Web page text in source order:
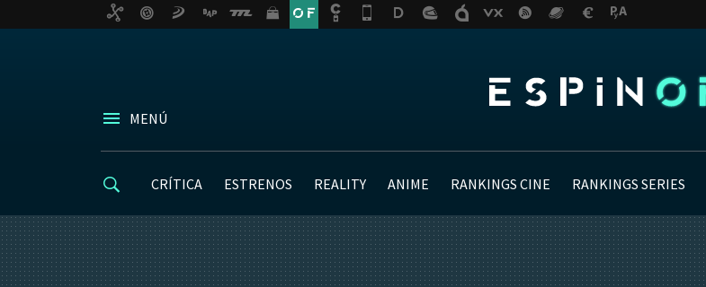
MENÚ
CRÍTICA ESTRENOS REALITY ANIME RANKINGS CINE RANKINGS SERIES